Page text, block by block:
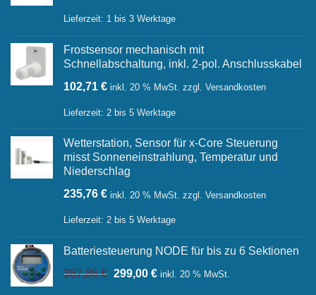
war:
ist:
Lieferzeit: 1 bis 3 Werktage
Frostsensor mechanisch mit
Schnellabschaltung, inkl. 2-pol. Anschlusskabel
102,71 € inkl. 20 % MwSt. zzgl. Versandkosten
Lieferzeit: 2 bis 5 Werktage
Wetterstation, Sensor für x-Core Steuerung
misst Sonneneinstrahlung, Temperatur und
Niederschlag
235,76 € inkl. 20 % MwSt. zzgl. Versandkosten
Lieferzeit: 2 bis 5 Werktage
Batteriesteuerung NODE für bis zu 6 Sektionen
387,86€ Ursprünglicher
299,00 €Aktueller
inkl. 20 % MwSt.